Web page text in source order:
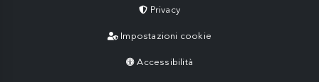
Privacy
Impostazioni cookie
Accessibilità